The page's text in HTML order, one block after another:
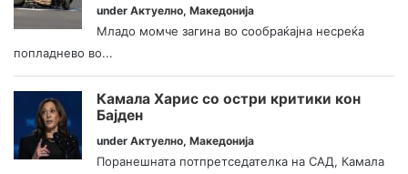
under Актуелно, Македонија
Младо момче загина во сообраќајна несреќа
попладнево во...
Камала Харис со остри критики кон
Бајден
under Актуелно, Македонија
Поранешната потпретседателка на САД, Камала